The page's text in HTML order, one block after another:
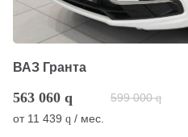
ВАЗ Гранта
563 060 q 599 000 q
от 11 439 q / мес.